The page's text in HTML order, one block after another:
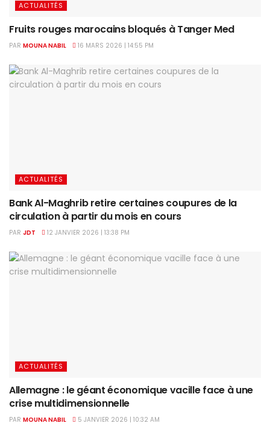
ACTUALITÉS
Fruits rouges marocains bloqués à Tanger Med
PAR MOUNA NABIL 16 MARS 2026 | 14:55 PM
ACTUALITÉS
Bank Al-Maghrib retire certaines coupures de la
circulation à partir du mois en cours
PAR JDT 12 JANVIER 2026 | 13:38 PM
ACTUALITÉS
Allemagne : le géant économique vacille face à une
crise multidimensionnelle
PAR MOUNA NABIL 5 JANVIER 2026 | 10:32 AM